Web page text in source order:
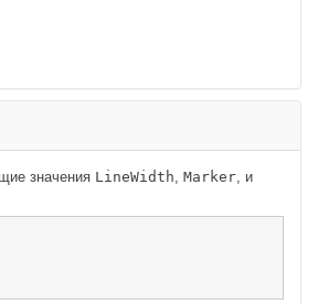
значения LineWidth, Marker, и